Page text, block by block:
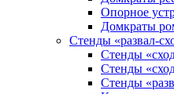
Опорное
Домкраты
Стенды «развал-
Стенды
Стенды
Стенды